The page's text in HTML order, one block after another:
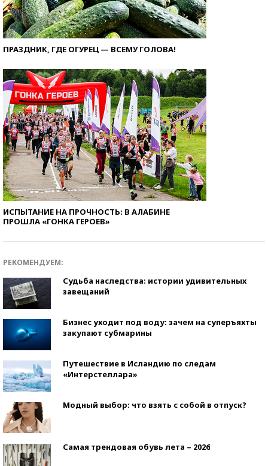
ПРАЗДНИК, ГДЕ ОГУРЕЦ — ВСЕМУ ГОЛОВА!
ИСПЫТАНИЕ НА ПРОЧНОСТЬ: В АЛАБИНЕ
ПРОШЛА «ГОНКА ГЕРОЕВ»
РЕКОМЕНДУЕМ:
Судьба наследства: истории удивительных
завещаний
Бизнес уходит под воду: зачем на суперъяхты
закупают субмарины
Путешествие в Исландию по следам
«Интерстеллара»
Модный выбор: что взять с собой в отпуск?
Самая трендовая обувь лета – 2026